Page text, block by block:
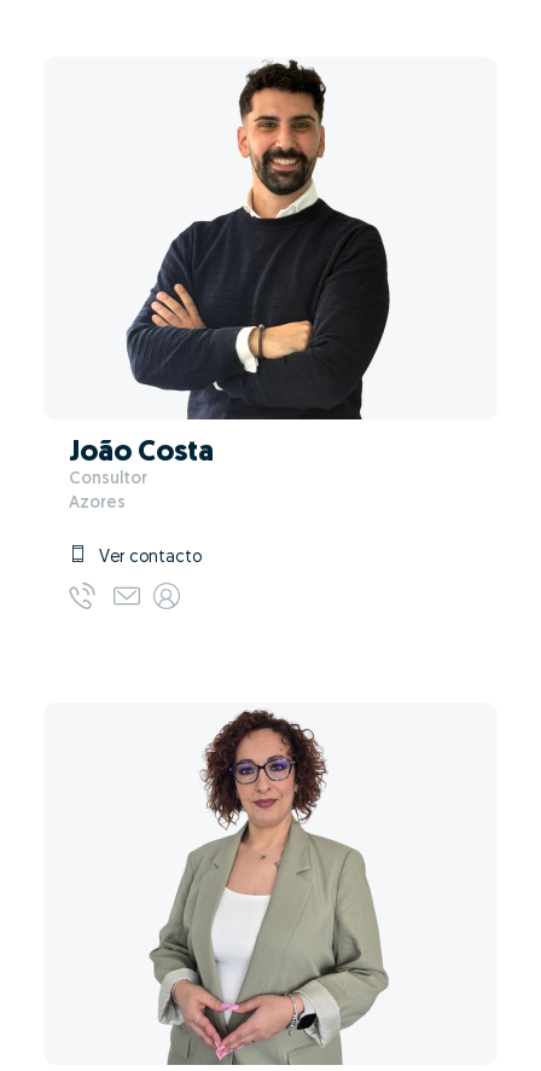
João Costa
Consultor
Azores
Ver contacto